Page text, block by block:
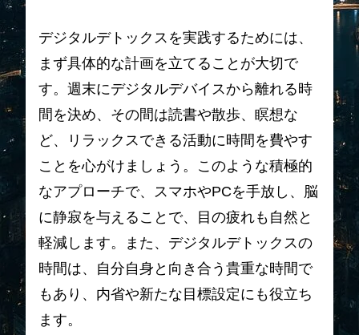
デジタルデトックスを実践するためには、
まず具体的な計画を立てることが大切で
す。週末にデジタルデバイスから離れる時
間を決め、その間は読書や散歩、瞑想な
ど、リラックスできる活動に時間を費やす
ことを心がけましょう。このような積極的
なアプローチで、スマホやPCを手放し、脳
に静寂を与えることで、目の疲れも自然と
軽減します。また、デジタルデトックスの
時間は、自分自身と向き合う貴重な時間で
もあり、内省や新たな目標設定にも役立ち
ます。